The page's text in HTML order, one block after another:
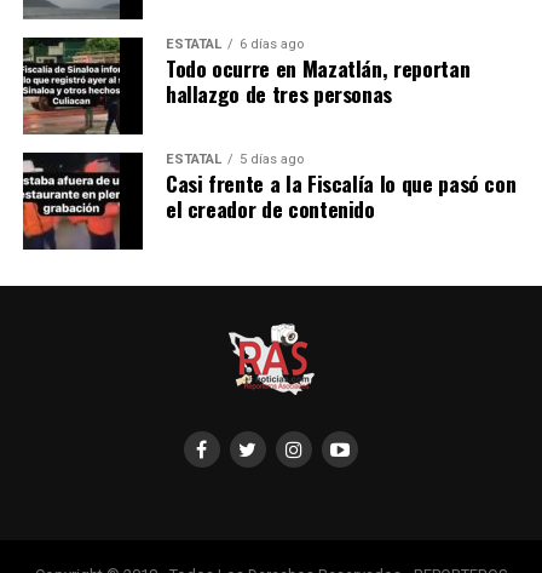
ESTATAL 6 días ago
Todo ocurre en Mazatlán, reportan
hallazgo de tres personas
ESTATAL 5 días ago
Casi frente a la Fiscalía lo que pasó con
el creador de contenido